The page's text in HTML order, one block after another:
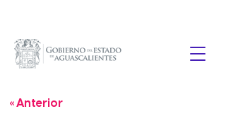
« Anterior